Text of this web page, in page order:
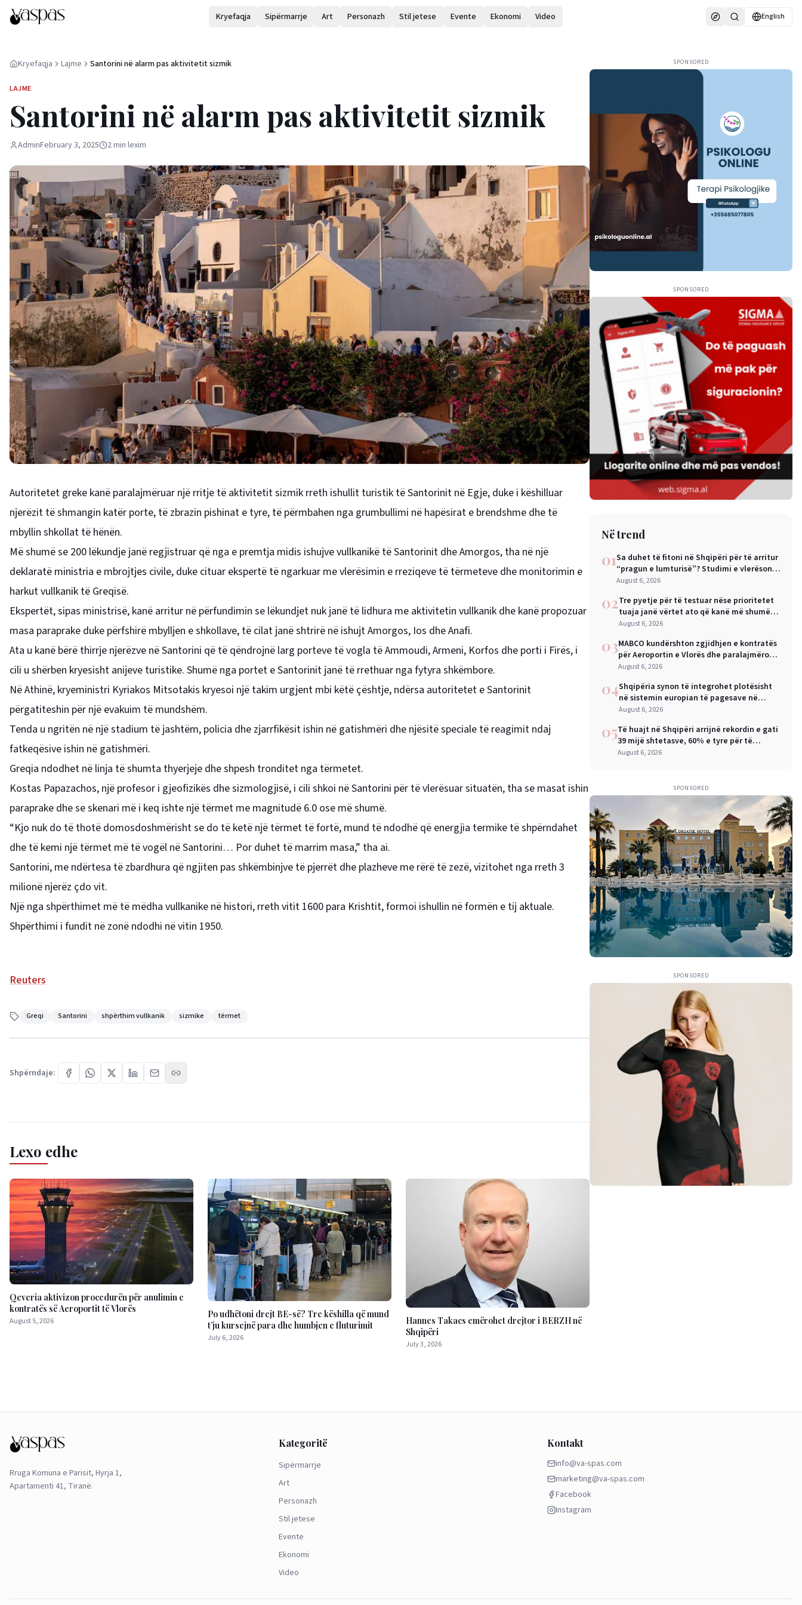
Kryefaqja Sipërmarrje Art Personazh Stil jetese Evente Ekonomi Video English
Kryefaqja Lajme Santorini në alarm pas aktivitetit sizmik
LAJME
Santorini në alarm pas aktivitetit sizmik
AdminFebruary 3, 2025 2min lexim
Autoritetet greke kanë paralajmëruar një rritje të aktivitetit sizmik rreth ishullit turistik të Santorinit në Egje, duke i këshilluar
njerëzit të shmangin katër porte, të zbrazin pishinat e tyre, të përmbahen nga grumbullimi në hapësirat e brendshme dhe të
mbyllin shkollat ​​të hënën.
Më shumë se 200 lëkundje janë regjistruar që nga e premtja midis ishujve vullkanikë të Santorinit dhe Amorgos, tha në një
deklaratë ministria e mbrojtjes civile, duke cituar ekspertë të ngarkuar me vlerësimin e rreziqeve të tërmeteve dhe monitorimin e
harkut vullkanik të Greqisë.
Ekspertët, sipas ministrisë, kanë arritur në përfundimin se lëkundjet nuk janë të lidhura me aktivitetin vullkanik dhe kanë propozuar
masa paraprake duke përfshirë mbylljen e shkollave, të cilat janë shtrirë në ishujt Amorgos, Ios dhe Anafi.
Ata u kanë bërë thirrje njerëzve në Santorini që të qëndrojnë larg porteve të vogla të Ammoudi, Armeni, Korfos dhe porti i Firës, ​​i
cili u shërben kryesisht anijeve turistike. Shumë nga portet e Santorinit janë të rrethuar nga fytyra shkëmbore.
Në Athinë, kryeministri Kyriakos Mitsotakis kryesoi një takim urgjent mbi këtë çështje, ndërsa autoritetet e Santorinit
përgatiteshin për një evakuim të mundshëm.
Tenda u ngritën në një stadium të jashtëm, policia dhe zjarrfikësit ishin në gatishmëri dhe njësitë speciale të reagimit ndaj
fatkeqësive ishin në gatishmëri.
Greqia ndodhet në linja të shumta thyerjeje dhe shpesh tronditet nga tërmetet.
Kostas Papazachos, një profesor i gjeofizikës dhe sizmologjisë, i cili shkoi në Santorini për të vlerësuar situatën, tha se masat ishin
paraprake dhe se skenari më i keq ishte një tërmet me magnitudë 6.0 ose më shumë.
“Kjo nuk do të thotë domosdoshmërisht se do të ketë një tërmet të fortë, mund të ndodhë që energjia termike të shpërndahet
dhe të kemi një tërmet më të vogël në Santorini… Por duhet të marrim masa,” tha ai.
Santorini, me ndërtesa të zbardhura që ngjiten pas shkëmbinjve të pjerrët dhe plazheve me rërë të zezë, vizitohet nga rreth 3
milionë njerëz çdo vit.
Një nga shpërthimet më të mëdha vullkanike në histori, rreth vitit 1600 para Krishtit, formoi ishullin në formën e tij aktuale.
Shpërthimi i fundit në zonë ndodhi në vitin 1950.
Reuters
Greqi Santorini shpërthim vullkanik sizmike tërmet
Shpërndaje:
Lexo edhe
Qeveria aktivizon procedurën për anulimin e
kontratës së Aeroportit të Vlorës
August 5, 2026
Po udhëtoni drejt BE-së? Tre këshilla që mund
t’ju kursejnë para dhe humbjen e fluturimit
July 6, 2026
Hannes Takacs emërohet drejtor i BERZH në
Shqipëri
July 3, 2026
SPONSORED
SPONSORED
Në trend
01Sa duhet të fitoni në Shqipëri për të arritur
“pragun e lumturisë”? Studimi e vlerëson
në 28 mijë dollarë në vit
August 6, 2026
02Tre pyetje për të testuar nëse prioritetet
tuaja janë vërtet ato që kanë më shumë
rëndësi
August 6, 2026
03MABCO kundërshton zgjidhjen e kontratës
për Aeroportin e Vlorës dhe paralajmëron
arbitrazh ndërkombëtar
August 6, 2026
04Shqipëria synon të integrohet plotësisht
në sistemin europian të pagesave në
nëntor, Sejko: Kursime të mëdha për
August 6, 2026
05Të huajt në Shqipëri arrijnë rekordin e gati
39 mijë shtetasve, 60% e tyre për të
punuar
August 6, 2026
SPONSORED
SPONSORED
Rruga Komuna e Parisit, Hyrja 1,
Apartamenti 41, Tiranë.
Kategoritë
Sipërmarrje
Art
Personazh
Stil jetese
Evente
Ekonomi
Video
Kontakt
info@va-spas.com
marketing@va-spas.com
Facebook
Instagram